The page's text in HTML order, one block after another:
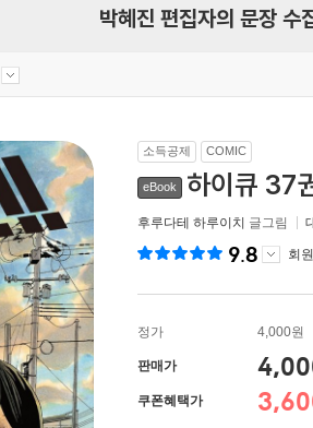
박혜진 편집자의 문장 수
소득공제 COMIC
eBook 하이큐 37
후루다테 하루이치 글그림
9.8 회
정가 4,000원
판매가
쿠폰혜택가